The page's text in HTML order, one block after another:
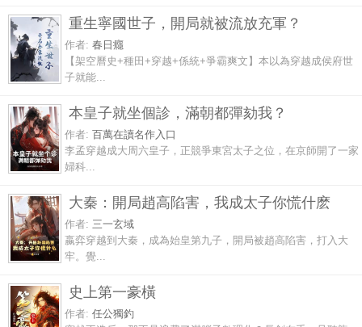
重生寧國世子，開局就被流放充軍？
作者: 春日癮
【架空曆史+種田+穿越+係統+爭霸爽文】本以為穿越成侯府世
子就能...
本皇子就坐個診，滿朝都彈劾我？
作者: 百萬在讀名作入口
李孟穿越成大周六皇子，正競爭東宮太子之位，在京師開了一家
婦科...
大秦：開局趙高陷害，我成太子你慌什麽
作者: 三一玄域
嬴弈穿越到大秦，成為始皇第九子，開局被趙高陷害，打入大
牢。覺...
史上第一豪橫
作者: 任公獨釣